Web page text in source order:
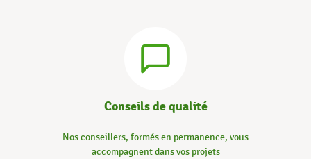
Conseils de qualité
Nos conseillers, formés en permanence, vous
accompagnent dans vos projets